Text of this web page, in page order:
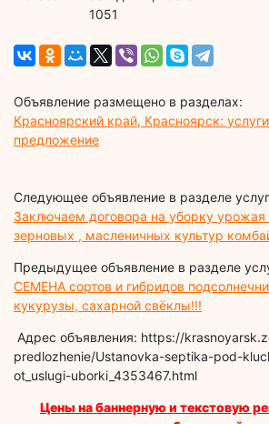
1051
Объявление размещено в разделах:
Красноярский край, Красноярск:
предложение
Следующее объявление в разделе
Заключаем договора на уборку урожая
зерновых , масленичных культур
Предыдущее объявление в разделе
СЕМЕНА сортов и гибридов
кукурузы, сахарной свёклы!!!
Адрес объявления: https://
predlozhenie/Ustanovka-septika-pod-
ot_uslugi-uborki_4353467.html
Цены на баннерную и текстовую